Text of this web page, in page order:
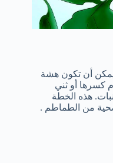
أن تكون هشة
كسرها أو ثني
هذه الخطة
من الطماطم .